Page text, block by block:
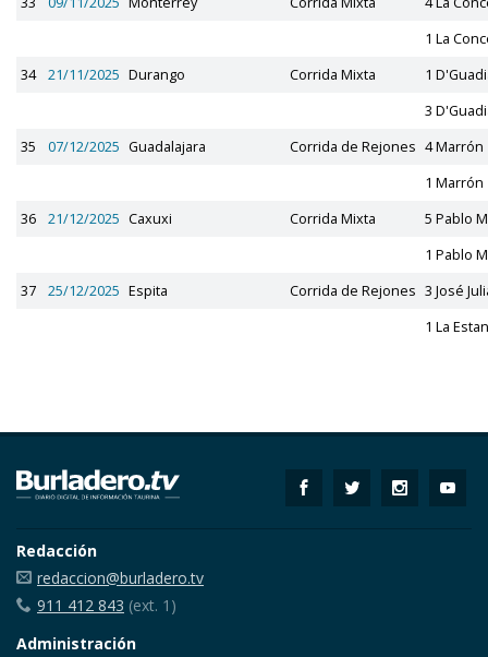
1 La
34
21/11/2025 Durango Corrida Mixta
1
3
35
07/12/2025 Guadalajara Corrida de Rejones 4 Marrón
1 Marrón
36
21/12/2025 Caxuxi Corrida Mixta
5 Pablo
1 Pablo
37
25/12/2025 Espita Corrida de Rejones 3 José
1 La
Redacción
redaccion@burladero.tv
911 412 843 (ext. 1)
Administración